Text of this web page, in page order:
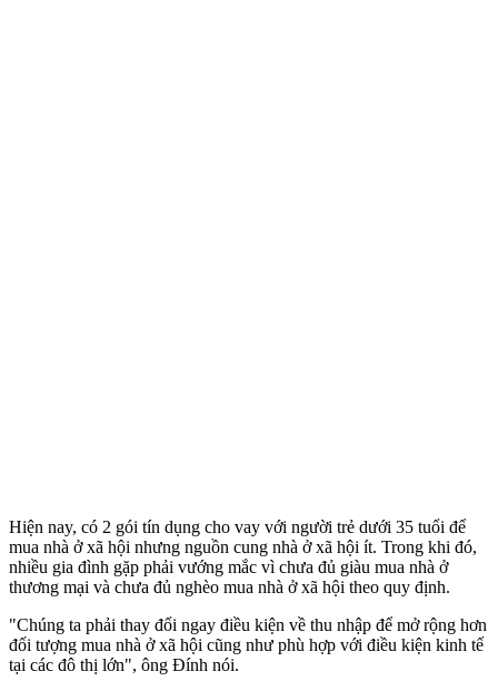
Hiện nay, có 2 gói tín dụng cho vay với người trẻ dưới 35 tuổi để
mua nhà ở xã hội nhưng nguồn cung nhà ở xã hội ít. Trong khi đó,
nhiều gia đình gặp phải vướng mắc vì chưa đủ giàu mua nhà ở
thương mại và chưa đủ nghèo mua nhà ở xã hội theo quy định.
"Chúng ta phải thay đổi ngay điều kiện về thu nhập để mở rộng hơn
đối tượng mua nhà ở xã hội cũng như phù hợp với điều kiện kinh tế
tại các đô thị lớn", ông Đính nói.